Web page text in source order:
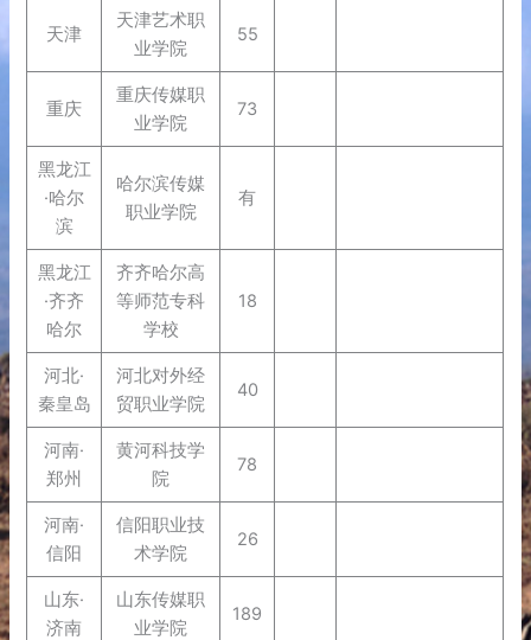
天津
天津艺术职
业学院
55
重庆
重庆传媒职
业学院
73
黑龙江
·哈尔
滨
哈尔滨传媒
职业学院
有
黑龙江
·齐齐
哈尔
齐齐哈尔高
等师范专科
学校
18
河北·
秦皇岛
河北对外经
贸职业学院
40
河南·
郑州
黄河科技学
院
78
河南·
信阳
信阳职业技
术学院
26
山东·
济南
山东传媒职
业学院
189